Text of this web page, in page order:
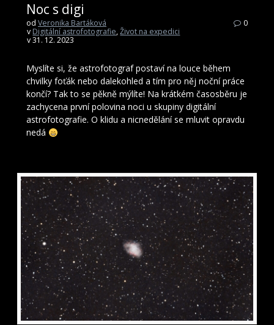
Noc s digi
od Veronika Bartáková
v Digitální astrofotografie,Život na expedici
v 31. 12. 2023
0
Myslíte si, že astrofotograf postaví na louce během
chvilky foťák nebo dalekohled a tím pro něj noční práce
končí? Tak to se pěkně mýlíte! Na krátkém časosběru je
zachycena první polovina noci u skupiny digitální
astrofotografie. O klidu a nicnedělání se mluvit opravdu
nedá